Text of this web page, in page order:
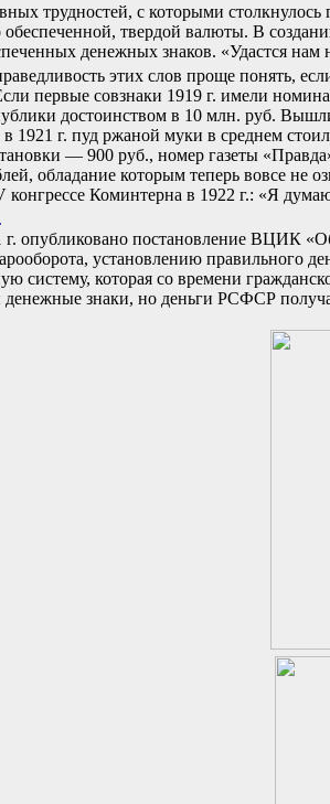
трудностей, с которыми столкнулось
обеспеченной, твердой валюты. В
денежных знаков. «Удастся
этих слов проще понять,
первые совзнаки 1919 г. имели
достоинством в 10 млн. руб.
в 1921 г. пуд ржаной муки в среднем
— 900 руб., номер газеты
обладание которым теперь вовсе не
Коминтерна в 1922 г.: «Я
.
г. опубликовано постановление ВЦИК
установлению
систему, которая со времени
денежные знаки, но деньги РСФСР